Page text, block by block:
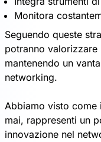
Monitora
Seguendo queste
potranno
mantenendo un
networking.
Abbiamo visto
mai, rappresenti un
innovazione nel